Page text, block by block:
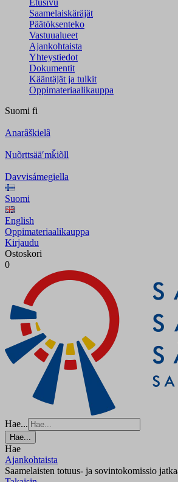
Saamelaiskäräjät
Päätöksenteko
Vastuualueet
Ajankohtaista
Yhteystiedot
Dokumentit
Kääntäjät ja tulkit
Oppimateriaalikauppa
Suomi fi
Anarâškielâ
Nuõrttsääʹmǩiõll
Davvisámegiella
Suomi
English
Oppimateriaalikauppa
Kirjaudu
Ostoskori
0
Hae...
Hae...
Hae
Ajankohtaista
Saamelaisten totuus- ja sovintokomissio